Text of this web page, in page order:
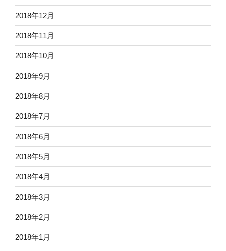
2018年12月
2018年11月
2018年10月
2018年9月
2018年8月
2018年7月
2018年6月
2018年5月
2018年4月
2018年3月
2018年2月
2018年1月